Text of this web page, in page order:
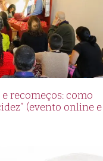
recomeços: como
(evento online e